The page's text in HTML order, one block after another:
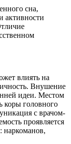
сна,
активности
влиять на
Внушение
идеи. Местом
коры головного
с врачом-
проявляется
наркоманов,